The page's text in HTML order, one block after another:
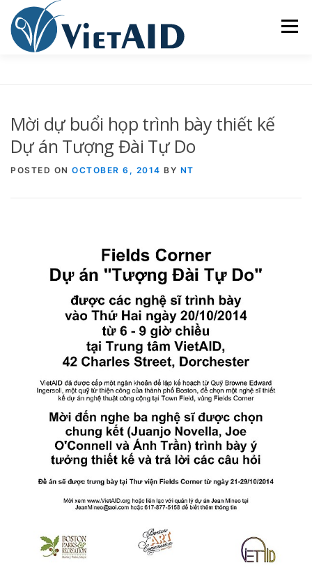
content
Menu
TRUNG TÂM CỘNG ĐỒNG SINH HOẠT
Mời dự buổi họp trình bày thiết kế
Dự án Tượng Đài Tự Do
POSTED ON OCTOBER 6, 2014 BY NT